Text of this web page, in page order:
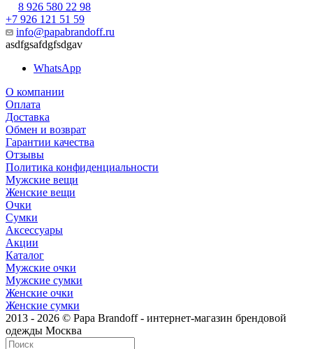
8 926 580 22 98
+7 926 121 51 59
info@papabrandoff.ru
asdfgsafdgfsdgav
WhatsApp
О компании
Оплата
Доставка
Обмен и возврат
Гарантии качества
Отзывы
Политика конфиденциальности
Мужские вещи
Женские вещи
Очки
Сумки
Аксессуары
Акции
Каталог
Мужские очки
Мужские сумки
Женские очки
Женские сумки
2013 - 2026 © Papa Brandoff - интернет-магазин брендовой
одежды Москва